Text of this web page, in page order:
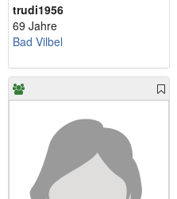
trudi1956
69 Jahre
Bad Vilbel